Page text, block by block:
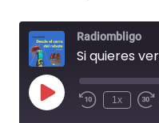
Radiombligo
Si quieres
Play
Episode Rewind
1x